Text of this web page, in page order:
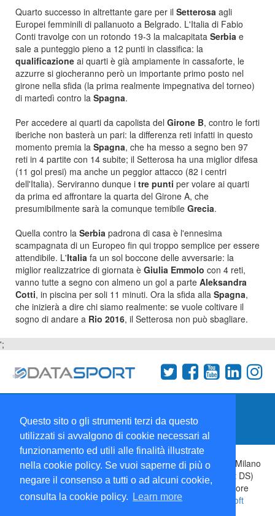
Questo sito o gli strumenti terzi da questo
utilizzati si avvalgono di cookie necessari al
funzionamento ed utili alle finalità illustrate
nella cookie policy. Se vuoi saperne di più o
negare il consenso a tutti o ad alcuni cookie,
consulta la cookie policy.
Learn more
Quarto successo in altrettante gare per il Setterosa agli
Europei femminili di pallanuoto a Belgrado. L'Italia di Fabio
Conti travolge con un rotondo 19-3 la malcapitata Serbia e
sale a punteggio pieno a 12 punti in classifica: la
qualificazione ai quarti è già ampiamente in cassaforte, le
azzurre si giocheranno però un importante primo posto nel
girone nella sfida (la prima realmente impegnativa del torneo)
di martedì contro la Spagna.
Per accedere ai quarti da capolista del Girone B, contro le forti
iberiche non basterà un pari: la differenza reti infatti in questo
momento premia la Spagna, che ha messo a segno ben 97
reti in 4 partite con 14 subite; il Setterosa ha una miglior difesa
(11 gol presi) ma anche un peggior attacco (82 i centri
dell'Italia). Serviranno dunque i tre punti per volare ai quarti
da prima ed affrontare la quarta del Girone A, che
presumibilmente sarà la comunque temibile Grecia.
Quella contro la Serbia padrona di casa è l'ennesima
scampagnata di un Europeo fin qui troppo semplice per essere
attendibile. L'Italia fa un sol boccone delle avversarie: la
miglior realizzatrice di giornata è Giulia Emmolo con 4 reti,
vanno tutte a segno con almeno un gol a parte Aleksandra
Cotti, in piscina per soli 11 minuti. Ora la sfida alla Spagna,
che inizierà a dire chi siamo realmente: se vuole coltivare il
sogno di andare a Rio 2016, il Setterosa non può sbagliare.
';
Collabora con noi
Copyright 1995-2026 © Wise Srl Via Palmanova 8 20132 Milano
Italia - P. IVA 09072090963 | ISSN: 2499-2925 (DataSport DS)
Informazioni e richieste di pubblicità:
| Direttore
Responsabile:Sergio Angelo Chiesa| Developed By:
P-Soft